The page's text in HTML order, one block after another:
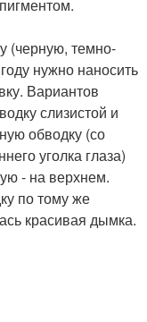
(черную, темно-
нужно наносить
Вариантов
слизистой и
обводку (со
уголка глаза)
- на верхнем.
по тому же
красивая дымка.